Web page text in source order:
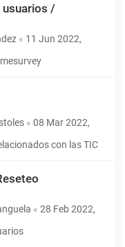
usuarios /
« 11 Jun 2022,
« 08 Mar 2022,
con las TIC
« 28 Feb 2022,